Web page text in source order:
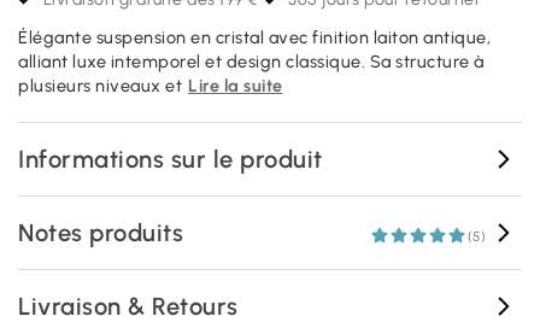
Élégante suspension en cristal avec finition laiton antique,
alliant luxe intemporel et design classique. Sa structure à
plusieurs niveaux et Lire la suite
Informations sur le produit
Notes produits (5)
Livraison & Retours